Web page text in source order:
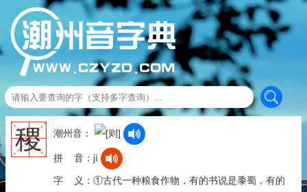
稷 潮州音：
拼 音：jì
字 义：①古代一种粮食作物，有的书说是黍蜀，有的